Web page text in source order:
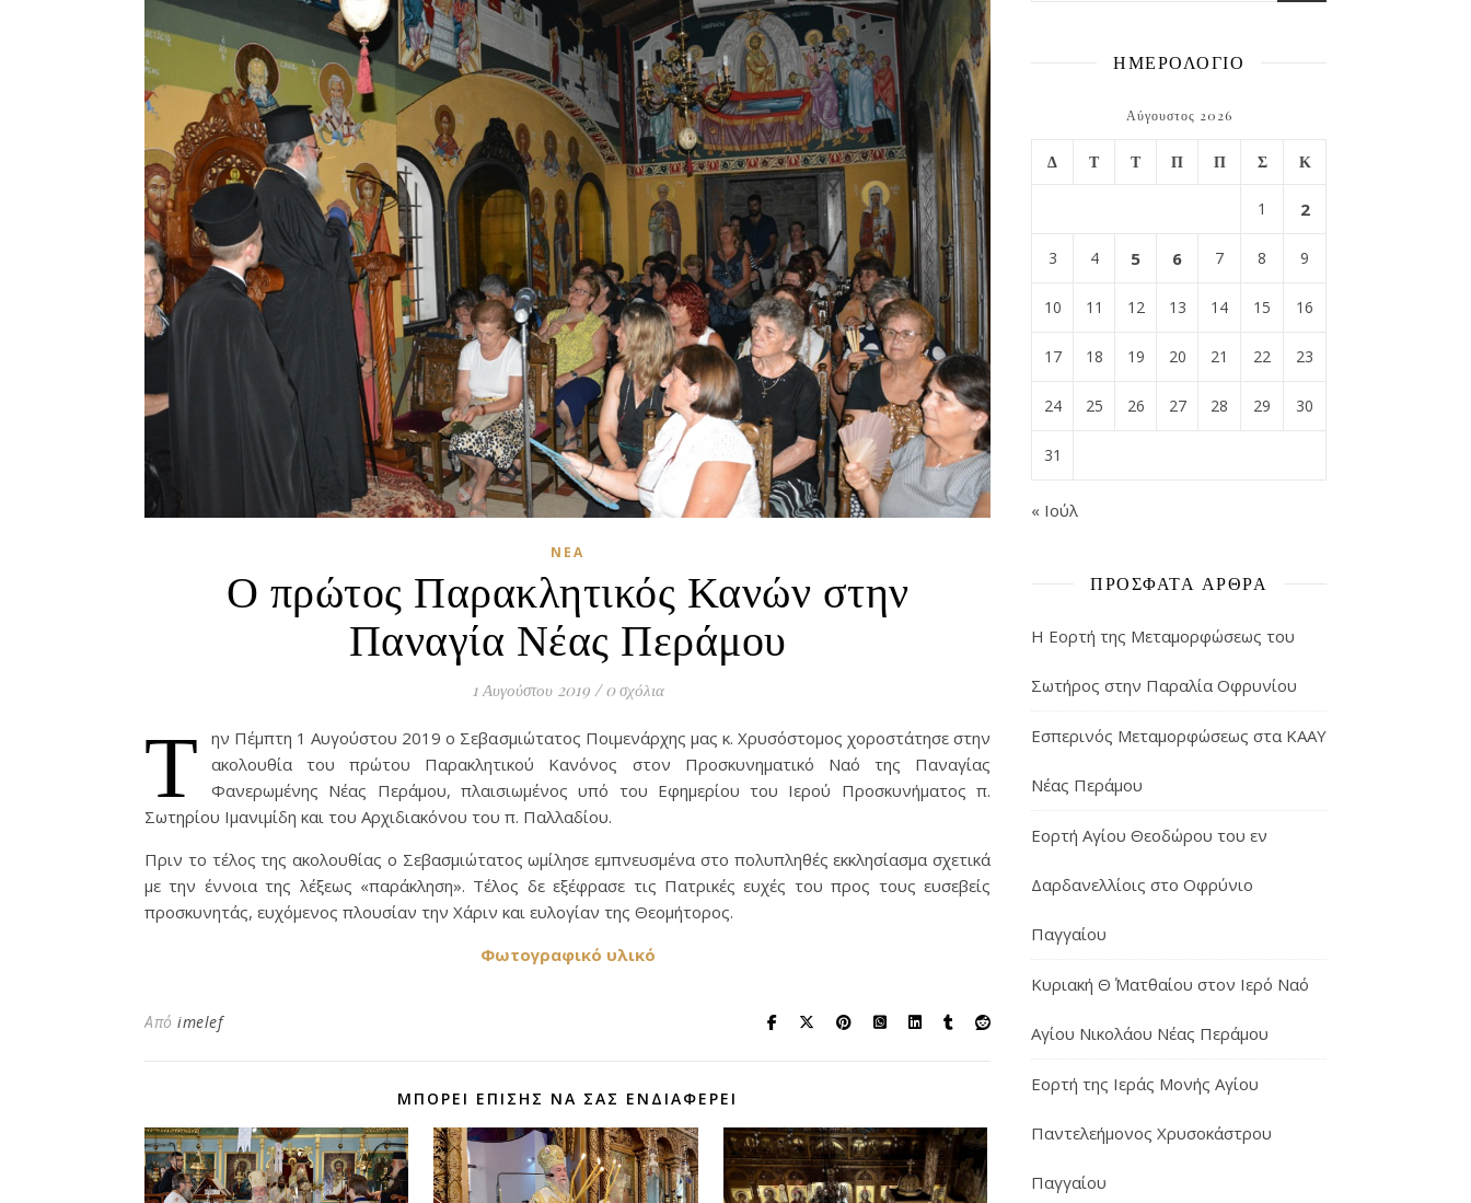
ΝΈΑ
Ο πρώτος Παρακλητικός Κανών στην
Παναγία Νέας Περάμου
1 Αυγούστου 2019 / 0 σχόλια
Τ
ην Πέμπτη 1 Αυγούστου 2019 ο Σεβασμιώτατος Ποιμενάρχης μας κ. Χρυσόστομος χοροστάτησε στην
ακολουθία του πρώτου Παρακλητικού Κανόνος στον Προσκυνηματικό Ναό της Παναγίας
Φανερωμένης Νέας Περάμου, πλαισιωμένος υπό του Εφημερίου του Ιερού Προσκυνήματος π.
Σωτηρίου Ιμανιμίδη και του Αρχιδιακόνου του π. Παλλαδίου.
Πριν το τέλος της ακολουθίας ο Σεβασμιώτατος ωμίλησε εμπνευσμένα στο πολυπληθές εκκλησίασμα σχετικά
με την έννοια της λέξεως «παράκληση». Τέλος δε εξέφρασε τις Πατρικές ευχές του προς τους ευσεβείς
προσκυνητάς, ευχόμενος πλουσίαν την Χάριν και ευλογίαν της Θεομήτορος.
Φωτογραφικό υλικό
Από imelef
ΜΠΟΡΕΊ ΕΠΊΣΗΣ ΝΑ ΣΑΣ ΕΝΔΙΑΦΈΡΕΙ
ΗΜΕΡΟΛΟΓΙΟ
Αύγουστος 2026
Δ Τ Τ Π Π Σ Κ
1 2
3 4 5 6 7 8 9
10 11 12 13 14 15 16
17 18 19 20 21 22 23
24 25 26 27 28 29 30
31
« Ιούλ
ΠΡΌΣΦΑΤΑ ΆΡΘΡΑ
Η Εορτή της Μεταμορφώσεως του
Σωτήρος στην Παραλία Οφρυνίου
Εσπερινός Μεταμορφώσεως στα ΚΑΑΥ
Νέας Περάμου
Εορτή Αγίου Θεοδώρου του εν
Δαρδανελλίοις στο Οφρύνιο
Παγγαίου
Κυριακή Θ΄ Ματθαίου στον Ιερό Ναό
Αγίου Νικολάου Νέας Περάμου
Εορτή της Ιεράς Μονής Αγίου
Παντελεήμονος Χρυσοκάστρου
Παγγαίου